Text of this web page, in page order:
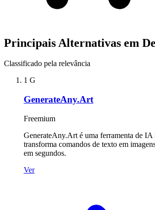
Principais Alternativas em
Classificado pela relevância
1 G
GenerateAny.Art
Freemium
GenerateAny.Art é uma ferramenta de IA
transforma comandos de texto em
em segundos.
Ver